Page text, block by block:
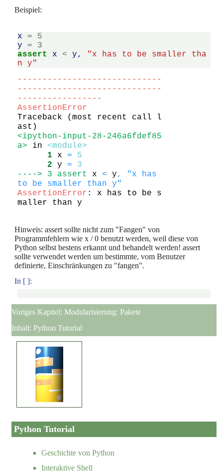
Beispiel:
x =
5
y
=
3
assert
x < y,
"x has to be smaller tha
n y"
-----------------------------
-----------------------------
-----------------
AssertionError
Traceback (most recent call l
<ipython-input-28-246a6fdef85
a> in <module>
      1
x =
5
      2
y =
3
----> 3
assert x < y,
"x has
to be smaller than y"
AssertionError : x has to be s
maller than y
Hinweis: assert sollte nicht zum "Fangen" von
Programmfehlern wie x / 0 benutzt werden, weil diese von
Python selbst bestens erkannt und behandelt werden! assert
sollte verwendet werden um bestimmte, vom Benutzer
definierte, Einschränkungen zu "fangen".
In [ ]:
Voriges Kapitel: Modularisierung: Pakete
Inhalt: Python Tutorial
Python Tutorial
Geschichte von Python
Interaktive Shell